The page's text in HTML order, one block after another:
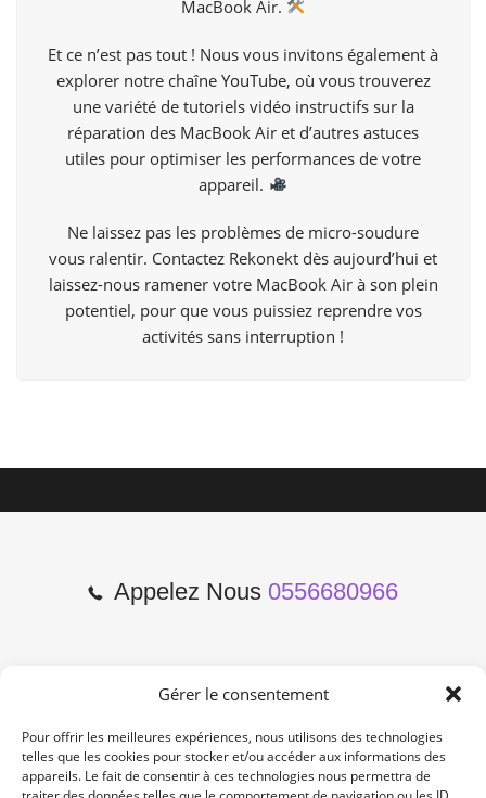
Gérer le consentement
Pour offrir les meilleures expériences, nous utilisons des technologies
telles que les cookies pour stocker et/ou accéder aux informations des
appareils. Le fait de consentir à ces technologies nous permettra de
MacBook Air.
Et ce n’est pas tout ! Nous vous invitons également à
explorer notre chaîne YouTube, où vous trouverez
une variété de tutoriels vidéo instructifs sur la
réparation des MacBook Air et d’autres astuces
utiles pour optimiser les performances de votre
appareil.
Ne laissez pas les problèmes de micro-soudure
vous ralentir. Contactez Rekonekt dès aujourd’hui et
laissez-nous ramener votre MacBook Air à son plein
potentiel, pour que vous puissiez reprendre vos
activités sans interruption !
Appelez Nous 0556680966
2 Cours de l'Yser 33800
Bordeaux
Lun-Samedi: 10:00 -19:00